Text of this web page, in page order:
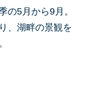
の5月から9月。
、湖畔の景観を